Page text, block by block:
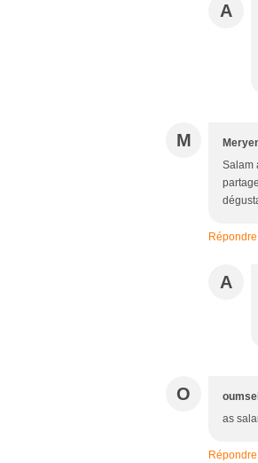
A
M
Salam
Répondre
A
O
as
Répondre